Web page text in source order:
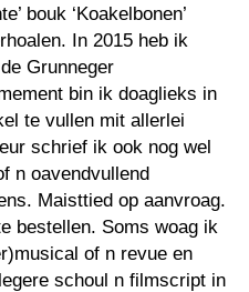
bouk ‘Koakelbonen’
In 2015 heb ik
Grunneger
bin ik doaglieks in
te vullen mit allerlei
schrief ik ook nog wel
n oavendvullend
Maisttied op aanvroag.
bestellen. Soms woag ik
of n revue en
schoul n filmscript in